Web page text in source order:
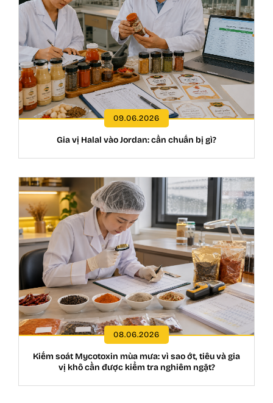
09.06.2026
Gia vị Halal vào Jordan: cần chuẩn bị gì?
08.06.2026
Kiểm soát Mycotoxin mùa mưa: vì sao ớt, tiêu và gia
vị khô cần được kiểm tra nghiêm ngặt?